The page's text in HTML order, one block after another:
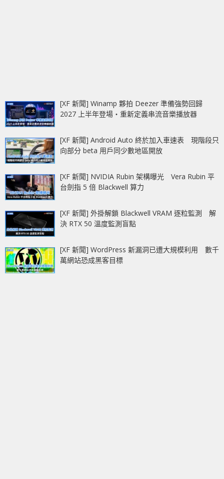
[XF 新聞] Winamp 夥拍 Deezer 準備強勢回歸
2027 上半年登場‧重新定義串流音樂播放器
[XF 新聞] Android Auto 終於加入車速表 現階段只
向部分 beta 用戶同少數地區開放
[XF 新聞] NVIDIA Rubin 架構曝光 Vera Rubin 平
台劍指 5 倍 Blackwell 算力
[XF 新聞] 外掛解鎖 Blackwell VRAM 逐粒監測 解
決 RTX 50 溫度監測盲點
[XF 新聞] WordPress 新漏洞已遭大規模利用 數千
萬網站恐成黑客目標